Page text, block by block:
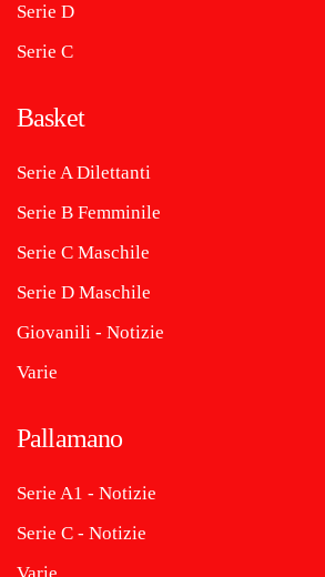
Serie D
Serie C
Basket
Serie A Dilettanti
Serie B Femminile
Serie C Maschile
Serie D Maschile
Giovanili - Notizie
Varie
Pallamano
Serie A1 - Notizie
Serie C - Notizie